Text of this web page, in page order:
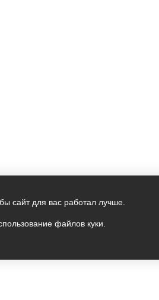
сайт для вас работал лучше.
файлов куки.